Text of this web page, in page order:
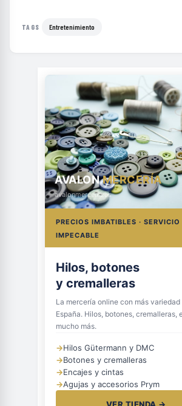
TAGS Entretenimiento
AVALONMERCERÍA
avalonmerceria.es
PRECIOS IMBATIBLES · SERVICIO
IMPECABLE
Hilos, botones
y cremalleras
La mercería online con más variedad
España. Hilos, botones, cremalleras,
mucho más.
→Hilos Gütermann y DMC
→Botones y cremalleras
→Encajes y cintas
→Agujas y accesorios Prym
VER TIENDA →